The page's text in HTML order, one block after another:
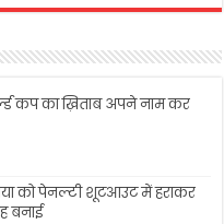
कप का ख़िताब अपने नाम कर
को पेनल्टी शूटआउट में हराकर
बनाई